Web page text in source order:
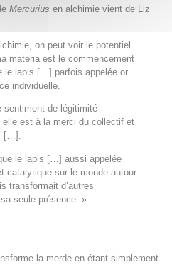
Mercurius en alchimie vient de Liz
on peut voir le potentiel
materia est le commencement
le lapis […] parfois appelée or
individuelle.
sentiment de légitimité
elle est à la merci du collectif et
[…].
le lapis […] aussi appelée
catalytique sur le monde autour
transformait d’autres
seule présence. »
la merde en étant simplement